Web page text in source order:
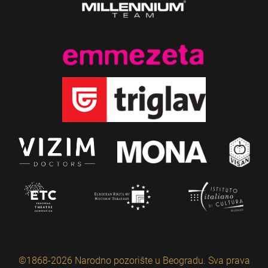
©1868-2026 Narodno pozorište u Beogradu. Sva prava